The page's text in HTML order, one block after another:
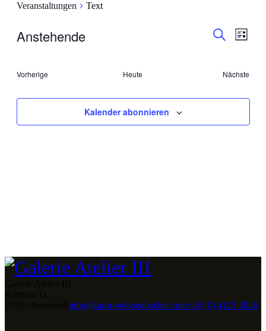
Veranstaltungen Text
Liste
Anstehende
VorherigeVeranstaltungen Heute
Nächste
Kalender abonnieren
info@karin-weissenbacher.com+49 (0) 4123 3026